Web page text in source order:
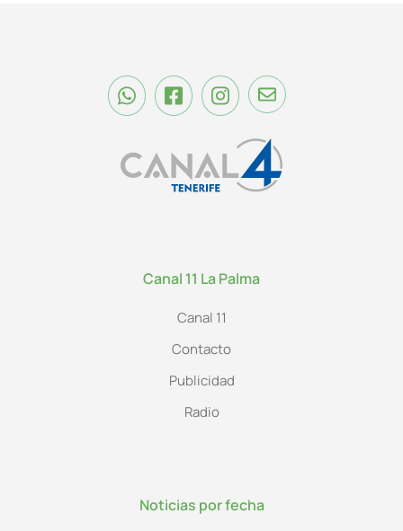
Canal 11 La Palma
Canal 11
Contacto
Publicidad
Radio
Noticias por fecha